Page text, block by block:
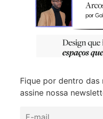
Fique por dentro das
assine nossa